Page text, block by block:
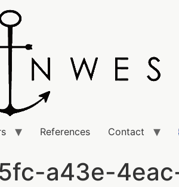
References Contact
a43e-